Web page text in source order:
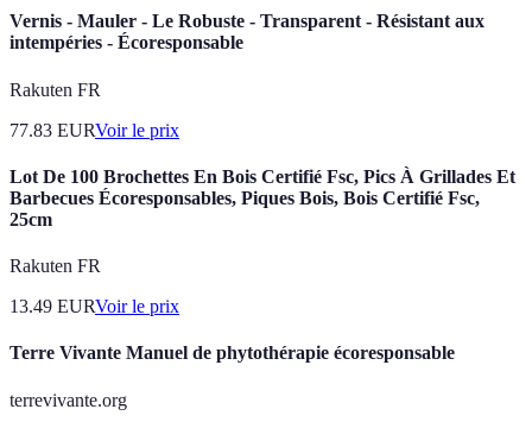
Vernis - Mauler - Le Robuste - Transparent - Résistant aux
intempéries - Écoresponsable
Rakuten FR
77.83 EURVoir le prix
Lot De 100 Brochettes En Bois Certifié Fsc, Pics À Grillades Et
Barbecues Écoresponsables, Piques Bois, Bois Certifié Fsc,
25cm
Rakuten FR
13.49 EURVoir le prix
Terre Vivante Manuel de phytothérapie écoresponsable
terrevivante.org